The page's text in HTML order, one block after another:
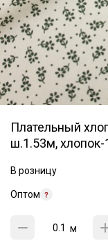
Плательный
ш.1.53м, хлопок-
В розницу
Оптом
м